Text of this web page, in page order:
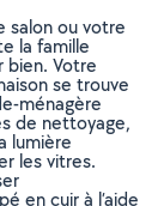
salon ou votre
la famille
bien. Votre
se trouve
ménagère
de nettoyage,
lumière
les vitres.
en cuir à l’aide